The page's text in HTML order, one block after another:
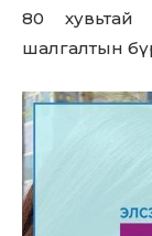
80 хувьтай
шалгалтын